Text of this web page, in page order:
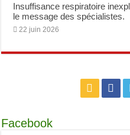
Insuffisance respiratoire
le message des spécialistes.
22 juin 2026
Facebook